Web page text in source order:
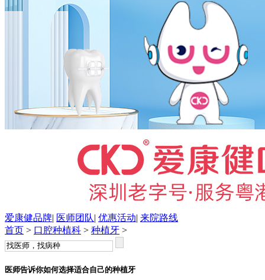
爱康健品牌| 医师团队| 优惠活动| 来院路线
首页 > 口腔种植科 > 种植牙 >
医师告诉你如何选择适合自己的种植牙